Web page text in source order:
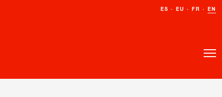
ES · EU · FR · EN
ES · EU · FR · EN